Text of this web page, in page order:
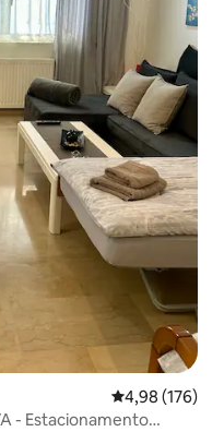
4,98 de uma
4,98 (176)
- Estacionamento